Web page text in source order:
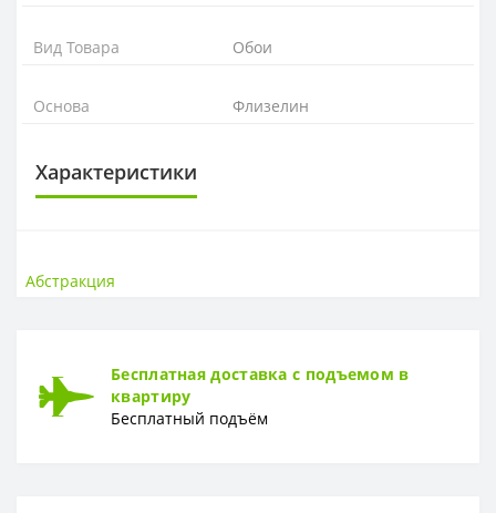
Вид Товара Обои
Основа Флизелин
Характеристики
Основа
РУЛОН
Абстракция
Бесплатная доставка с подъемом в
квартиру
Бесплатный подъём